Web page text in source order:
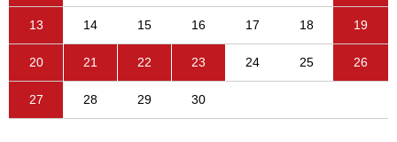
13 14 15 16 17 18 19
20 21 22 23 24 25 26
27 28 29 30